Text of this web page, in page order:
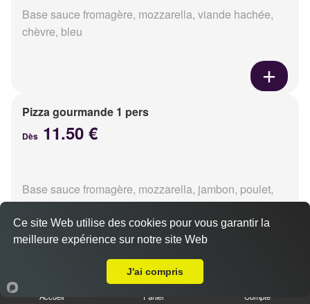
Base sauce fromagère, mozzarella, viande hachée,
chèvre, bleu
Pizza gourmande 1 pers
Dès 11.50 €
Base sauce fromagère, mozzarella, jambon, poulet,
pommes de terre, oignons
Pizza tikka 1 pers
Accueil Panier Compte
Ce site Web utilise des cookies pour vous garantir la
meilleure expérience sur notre site Web
J'ai compris